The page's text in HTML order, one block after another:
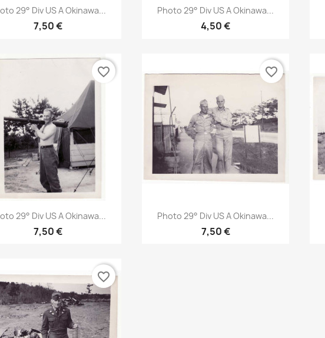
Aperçu rapide
29° Div US A Okinawa...
7,50 €
Aperçu rapide
Photo 29° Div US A Okinawa...
4,50 €
Aperçu rapide
29° Div US A Okinawa...
7,50 €
favorite_border
Aperçu rapide
Photo 29° Div US A Okinawa...
7,50 €
favorite_border
favorite_border